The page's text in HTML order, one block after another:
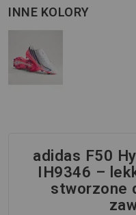
INNE KOLORY
adidas F50
IH9346 –
stworzone